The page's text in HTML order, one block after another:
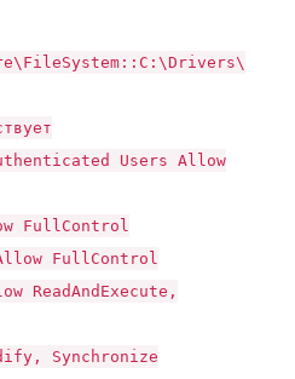
Users Allow
FullControl
Allow FullControl
ReadAndExecute,
Synchronize